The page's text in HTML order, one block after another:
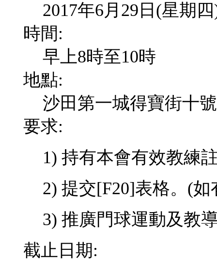
2017年6月29日(星期
時間:
早上8時至10時
地點:
沙田第一城得寶街十號
要求:
1) 持有本會有效教練
2) 提交[F20]表格。 (如
3) 推廣門球運動及教
截止日期: